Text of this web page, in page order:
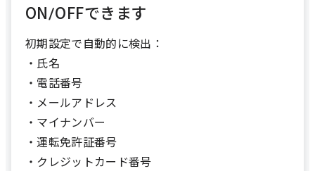
ON/OFFできます
初期設定で自動的に検出：
・氏名
・電話番号
・メールアドレス
・マイナンバー
・運転免許証番号
・クレジットカード番号